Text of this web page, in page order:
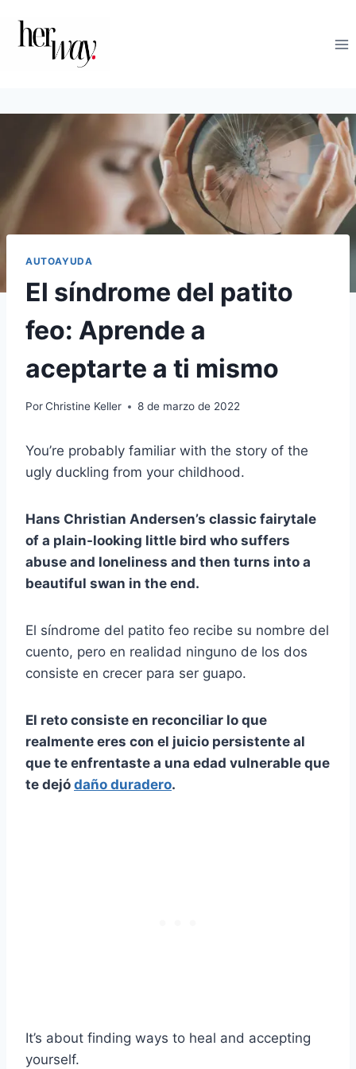
contenido
AUTOAYUDA
El síndrome del patito
feo: Aprende a
aceptarte a ti mismo
PorChristine Keller 8 de marzo de 2022
You’re probably familiar with the story of the
ugly duckling from your childhood.
Hans Christian Andersen’s classic fairytale
of a plain-looking little bird who suffers
abuse and loneliness and then turns into a
beautiful swan in the end.
El síndrome del patito feo recibe su nombre del
cuento, pero en realidad ninguno de los dos
consiste en crecer para ser guapo.
El reto consiste en reconciliar lo que
realmente eres con el juicio persistente al
que te enfrentaste a una edad vulnerable que
te dejó daño duradero.
It’s about finding ways to heal and accepting
yourself.